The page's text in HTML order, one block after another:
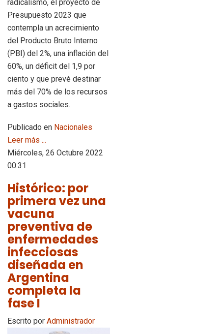
radicalismo, el proyecto de
Presupuesto 2023 que
contempla un acrecimiento
del Producto Bruto Interno
(PBI) del 2%, una inflación del
60%, un déficit del 1,9 por
ciento y que prevé destinar
más del 70% de los recursos
a gastos sociales.
Publicado en Nacionales
Leer más ...
Miércoles, 26 Octubre 2022
00:31
Histórico: por
primera vez una
vacuna
preventiva de
enfermedades
infecciosas
diseñada en
Argentina
completa la
fase I
Escrito por Administrador